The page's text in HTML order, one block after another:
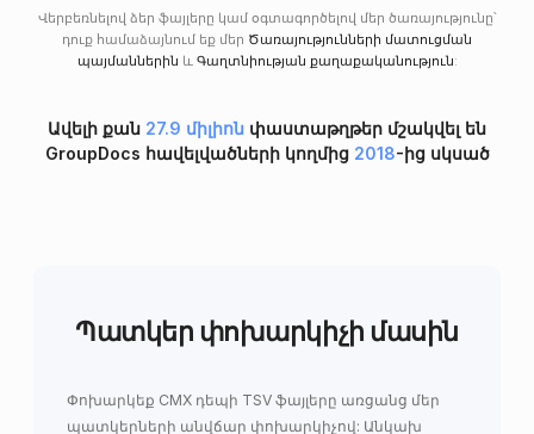
Վերբեռնելով ձեր ֆայլերը կամ օգտագործելով մեր ծառայությունը՝
դուք համաձայնում եք մեր Ծառայությունների մատուցման
պայմաններին և Գաղտնիության քաղաքականություն:
Ավելի քան 27.9 միլիոն փաստաթղթեր մշակվել են
GroupDocs հավելվածների կողմից 2018-ից սկսած
Պատկեր փոխարկիչի մասին
Փոխարկեք CMX դեպի TSV ֆայլերը առցանց մեր
պատկերների անվճար փոխարկիչով: Անկախ